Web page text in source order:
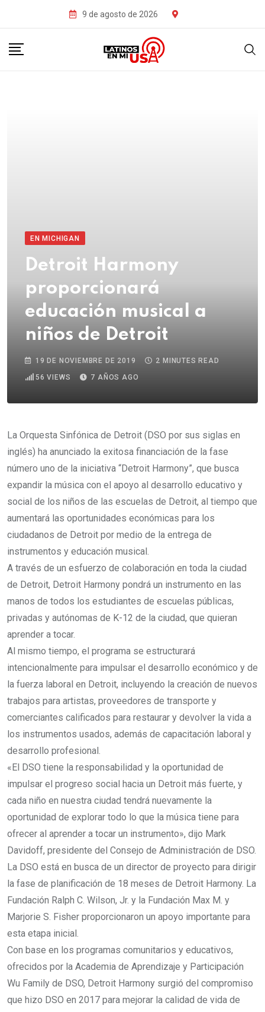
9 de agosto de 2026
EN MICHIGAN
Detroit Harmony
proporcionará
educación musical a
niños de Detroit
19 DE NOVIEMBRE DE 2019
2 MINUTES READ
56 VIEWS 7 AÑOS AGO
La Orquesta Sinfónica de Detroit (DSO por sus siglas en
inglés) ha anunciado la exitosa financiación de la fase
número uno de la iniciativa “Detroit Harmony”, que busca
expandir la música con el apoyo al desarrollo educativo y
social de los niños de las escuelas de Detroit, al tiempo que
aumentará las oportunidades económicas para los
ciudadanos de Detroit por medio de la entrega de
instrumentos y educación musical.
A través de un esfuerzo de colaboración en toda la ciudad
de Detroit, Detroit Harmony pondrá un instrumento en las
manos de todos los estudiantes de escuelas públicas,
privadas y autónomas de K-12 de la ciudad, que quieran
aprender a tocar.
Al mismo tiempo, el programa se estructurará
intencionalmente para impulsar el desarrollo económico y de
la fuerza laboral en Detroit, incluyendo la creación de nuevos
trabajos para artistas, proveedores de transporte y
comerciantes calificados para restaurar y devolver la vida a
los instrumentos usados, además de capacitación laboral y
desarrollo profesional.
«El DSO tiene la responsabilidad y la oportunidad de
impulsar el progreso social hacia un Detroit más fuerte, y
cada niño en nuestra ciudad tendrá nuevamente la
oportunidad de explorar todo lo que la música tiene para
ofrecer al aprender a tocar un instrumento», dijo Mark
Davidoff, presidente del Consejo de Administración de DSO.
La DSO está en busca de un director de proyecto para dirigir
la fase de planificación de 18 meses de Detroit Harmony. La
Fundación Ralph C. Wilson, Jr. y la Fundación Max M. y
Marjorie S. Fisher proporcionaron un apoyo importante para
esta etapa inicial.
Con base en los programas comunitarios y educativos,
ofrecidos por la Academia de Aprendizaje y Participación
Wu Family de DSO, Detroit Harmony surgió del compromiso
que hizo DSO en 2017 para mejorar la calidad de vida de